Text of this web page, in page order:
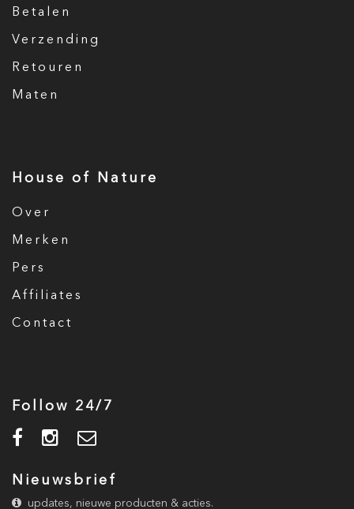
Betalen
Verzending
Retouren
Maten
House of Nature
Over
Merken
Pers
Affiliates
Contact
Follow 24/7
Nieuwsbrief
updates, nieuwe producten & acties.